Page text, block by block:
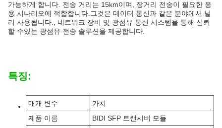
가능하게 합니다. 전송 거리는 15km이며, 장거리 전송이 필요한 응
용 시나리오에 적합합니다.그것은 데이터 통신과 같은 분야에서 널
리 사용됩니다., 네트워크 장비 및 광섬유 통신 시스템을 통해 신뢰
할 수있는 광섬유 전송 솔루션을 제공합니다.
특징:
매개 변수
가치
제품 이름
BIDI SFP 트랜시버 모듈